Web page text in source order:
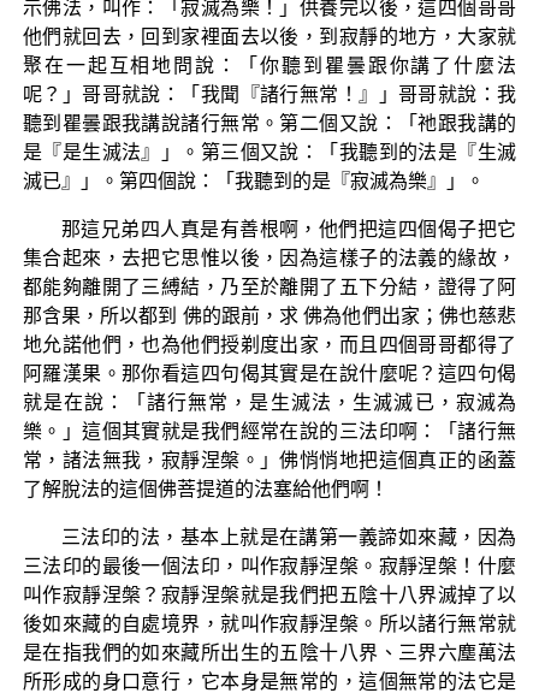
示佛法，叫作：「寂滅為樂！」供養完以後，這四個哥哥
他們就回去，回到家裡面去以後，到寂靜的地方，大家就
聚在一起互相地問說：「你聽到瞿曇跟你講了什麼法
呢？」哥哥就說：「我聞『諸行無常！』」哥哥就說：我
聽到瞿曇跟我講說諸行無常。第二個又說：「祂跟我講的
是『是生滅法』」。第三個又說：「我聽到的法是『生滅
滅已』」。第四個說：「我聽到的是『寂滅為樂』」。
那這兄弟四人真是有善根啊，他們把這四個偈子把它
集合起來，去把它思惟以後，因為這樣子的法義的緣故，
都能夠離開了三縛結，乃至於離開了五下分結，證得了阿
那含果，所以都到 佛的跟前，求 佛為他們出家；佛也慈悲
地允諾他們，也為他們授剃度出家，而且四個哥哥都得了
阿羅漢果。那你看這四句偈其實是在說什麼呢？這四句偈
就是在說：「諸行無常，是生滅法，生滅滅已，寂滅為
樂。」這個其實就是我們經常在說的三法印啊：「諸行無
常，諸法無我，寂靜涅槃。」佛悄悄地把這個真正的函蓋
了解脫法的這個佛菩提道的法塞給他們啊！
三法印的法，基本上就是在講第一義諦如來藏，因為
三法印的最後一個法印，叫作寂靜涅槃。寂靜涅槃！什麼
叫作寂靜涅槃？寂靜涅槃就是我們把五陰十八界滅掉了以
後如來藏的自處境界，就叫作寂靜涅槃。所以諸行無常就
是在指我們的如來藏所出生的五陰十八界、三界六塵萬法
所形成的身口意行，它本身是無常的，這個無常的法它是